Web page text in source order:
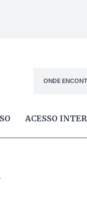
ONDE
ACESSO